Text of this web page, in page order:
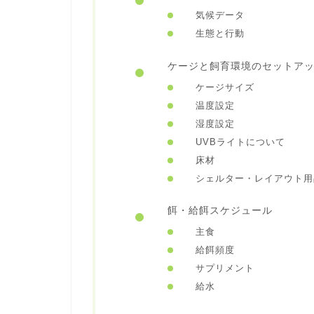
気候データ
生態と行動
ケージと飼育環境のセットア
ケージサイズ
温度設定
湿度設定
UVBライトについて
床材
シェルター・レイアウト
餌・給餌スケジュール
主食
給餌頻度
サプリメント
給水